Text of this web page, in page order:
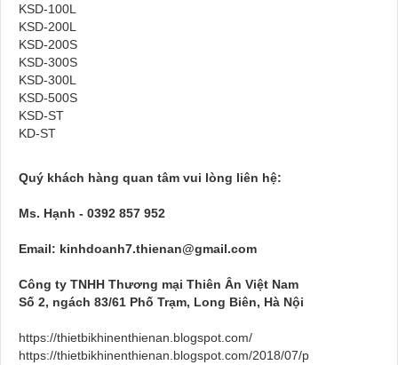
KSD-100L
KSD-200L
KSD-200S
KSD-300S
KSD-300L
KSD-500S
KSD-ST
KD-ST
Quý khách hàng quan tâm vui lòng liên hệ:
Ms. Hạnh - 0392 857 952
Email: kinhdoanh7.thienan@gmail.com
Công ty TNHH Thương mại Thiên Ân Việt Nam
Số 2, ngách 83/61 Phố Trạm, Long Biên, Hà Nội
https://thietbikhinenthienan.blogspot.com/
https://thietbikhinenthienan.blogspot.com/2018/07/p